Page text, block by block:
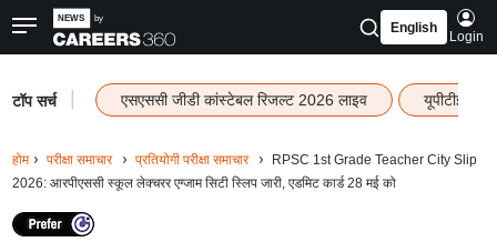
English
Login
टॉप सर्च एसएससी जीडी कांस्टेबल रिजल्ट 2026 लाइव यूपीटीईटी
होम परीक्षा समाचार प्रतियोगी परीक्षा समाचार
RPSC 1st Grade Teacher City Slip
2026: आरपीएससी स्कूल लेक्चरर एग्जाम सिटी स्लिप जारी, एडमिट कार्ड 28 मई को